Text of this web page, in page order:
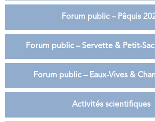
Forum public – Pâquis
Forum public – Servette & Petit-
Forum public – Eaux-Vives &
Activités scientifiques